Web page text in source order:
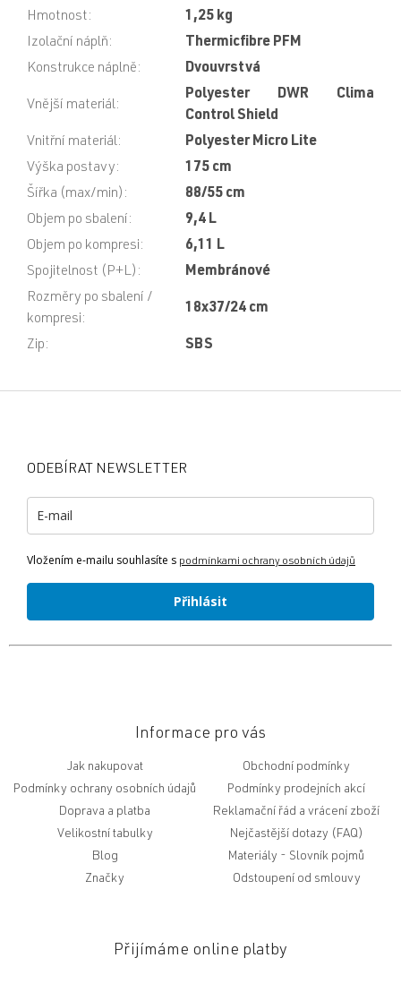
Hmotnost:
1,25 kg
Izolační náplň:
Thermicfibre PFM
Konstrukce náplně: Dvouvrstvá
Vnější materiál:
Polyester DWR Clima
Control Shield
Vnitřní materiál:
Polyester Micro Lite
Výška postavy:
175 cm
Šířka (max/min) :
88/55 cm
Objem po sbalení :
9,4 L
Objem po kompresi:
6,11 L
Spojitelnost (P+L) :
Membránové
Rozměry po sbalení /
kompresi:
18x37/24 cm
Zip: SBS
ODEBÍRAT NEWSLETTER
Vložením e-mailu souhlasíte s podmínkami ochrany osobních údajů
Přihlásit
Informace pro vás
Jak nakupovat
Obchodní podmínky
Podmínky ochrany osobních údajů
Podmínky prodejních akcí
Doprava a platba
Reklamační řád a vrácení zboží
Velikostní tabulky
Nejčastější dotazy (FAQ)
Blog
Slovník pojmů
Značky
Odstoupení od smlouvy
Přijímáme online platby